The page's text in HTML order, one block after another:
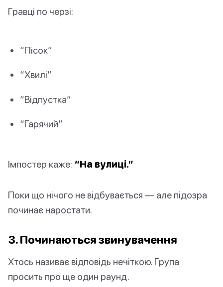
Гравці по черзі:
“Пісок”
“Хвилі”
“Відпустка”
“Гарячий”
Імпостер каже: “На вулиці.”
Поки що нічого не відбувається — але підозра
починає наростати.
3. Починаються звинувачення
Хтось називає відповідь нечіткою. Група
просить про ще один раунд.